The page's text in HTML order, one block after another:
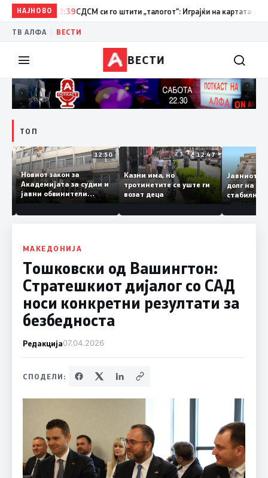
НАЈНОВО
12:39 СДСМ си го штити „талогот“: Играјќи на картата дека се
ТВ АЛФА ВЕСТИ
ВЕСТИ
ТОП
18:06 12:50
Новиот закон за
Академијата за судии и
јавни обвинители
наскоро во Собранието
12:47
Казни има, но
тротинетите се уште ги
возат деца
долг на
МАКЕДОНИЈА
Тошковски од Вашингтон:
Стратешкиот дијалог со САД
носи конкретни резултати за
безбедноста
Редакција07.04.2026
СПОДЕЛИ: